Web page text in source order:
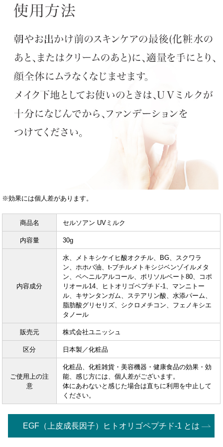
※効果には個人差があります。
商品名 セルソアン UVミルク
内容量 30g
内容成分
水、メトキシケイヒ酸オクチル、BG、スクワラ
ン、ホホバ油、t-ブチルメトキシジベンゾイルメタ
ン、ベヘニルアルコール、ポリソルベート80、コポ
リオール14、ヒトオリゴペプチド-1、マンニトー
ル、キサンタンガム、ステアリン酸、水添パーム、
脂肪酸グリセリズ、シクロメチコン、フェノキシエ
タノール
販売元 株式会社ユニッシュ
区分 日本製／化粧品
ご使用上の注
意
化粧品、化粧雑貨・美容機器・健康食品の効果・効
能、感じ方には、個人差がございます。
体にあわないと感じた場合は直ちに利用を中止して
ください。
EGF（上皮成長因子）ヒトオリゴペプチド-1 とは